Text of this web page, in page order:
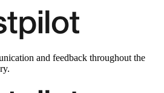
and feedback throughout the